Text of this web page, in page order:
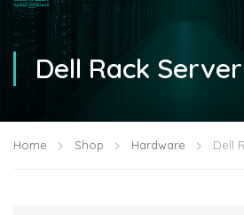
Dell Rack Server
Home Shop Hardware Dell